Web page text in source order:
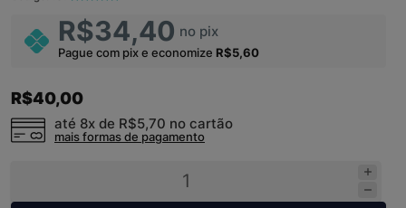
R$34,40 no pix
Pague com pix e economize R$5,60
R$40,00
até 8x de R$5,70 no cartão
mais formas de pagamento